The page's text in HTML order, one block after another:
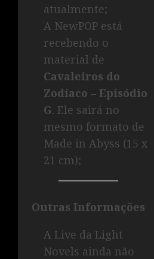
atualmente;
A NewPOP está
recebendo o
material de
Cavaleiros do
Zodíaco – Episódio
G. Ele sairá no
mesmo formato de
Made in Abyss (15 x
21 cm);
Outras Informações
A Live da Light
Novels ainda não